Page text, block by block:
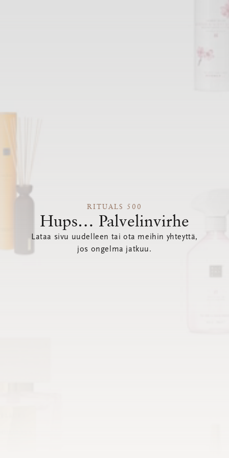
RITUALS 500
Hups… Palvelinvirhe
Lataa sivu uudelleen tai ota meihin yhteyttä,
jos ongelma jatkuu.